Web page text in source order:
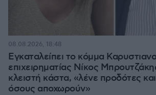
Εγκαταλείπει το κόμμα
επιχειρηματίας Νίκος
κλειστή κάστα, «λένε προδότες
όσους αποχωρούν»
08.08.2026, 18:48